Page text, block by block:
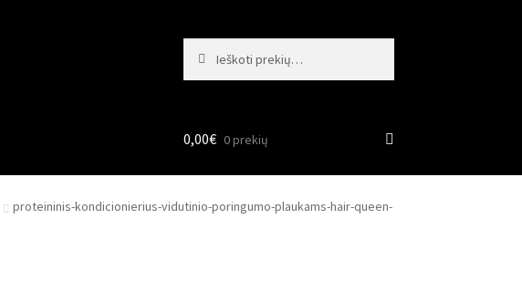
0,00€ 0 prekių
proteininis-kondicionierius-vidutinio-poringumo-plaukams-hair-queen-